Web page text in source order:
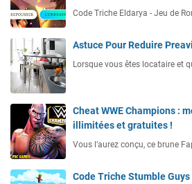
Code Triche Eldarya - Jeu de
Astuce Pour Reduire
Lorsque vous êtes locataire et
Cheat WWE Champions :
illimitées et gratuites !
Vous l’aurez conçu, ce brune
Code Triche Stumble Guys